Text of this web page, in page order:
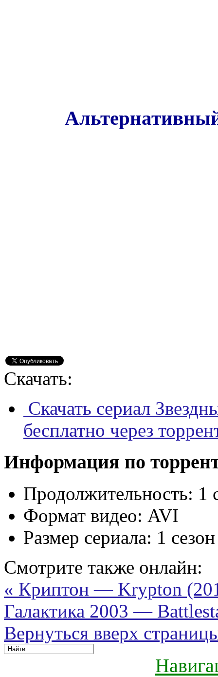
Скачать:
Скачать сериал
бесплатно через
Информация по
Продолжительность: 1
Формат видео: AVI
Размер сериала: 1
Смотрите также онлайн:
« Криптон — Krypton
Галактика 2003 —
Вернуться вверх